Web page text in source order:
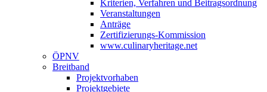
Kriterien, Verfahren und Beitragsordnung
Veranstaltungen
Anträge
Zertifizierungs-Kommission
www.culinaryheritage.net
ÖPNV
Breitband
Projektvorhaben
Projektgebiete